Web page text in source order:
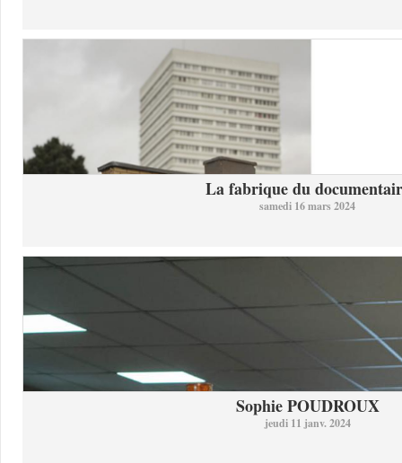
La fabrique du
samedi 16 mars 2024
Sophie POUDROUX
jeudi 11 janv. 2024